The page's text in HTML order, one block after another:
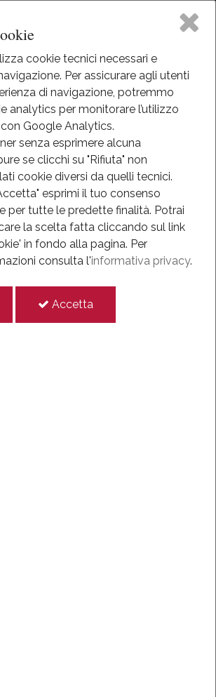
cookie tecnici necessari e
Per assicurare agli utenti
di navigazione, potremmo
analytics per monitorare l’utilizzo
Google Analytics.
senza esprimere alcuna
se clicchi su "Rifiuta" non
cookie diversi da quelli tecnici.
esprimi il tuo consenso
per tutte le predette finalità. Potrai
la scelta fatta cliccando sul link
in fondo alla pagina. Per
consulta l'informativa privacy.
Accetta
DAL 1938 AL 2012
dal 1938 al
Artico